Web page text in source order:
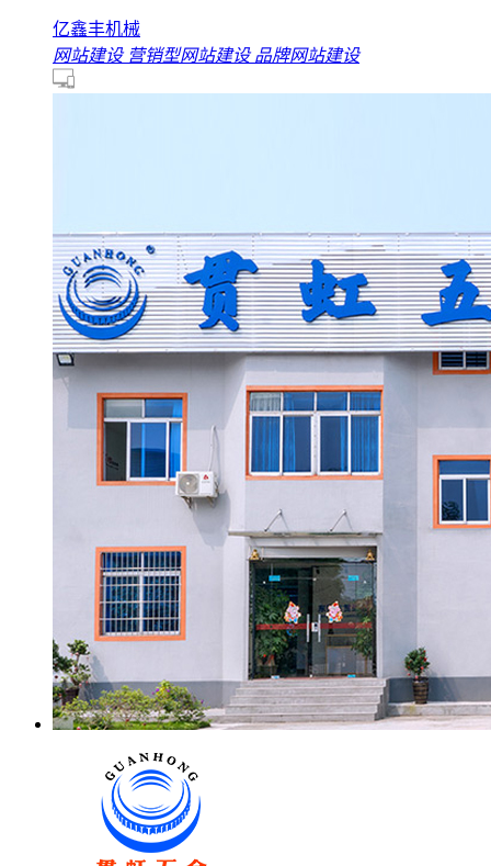
亿鑫丰机械
网站建设 营销型网站建设 品牌网站建设